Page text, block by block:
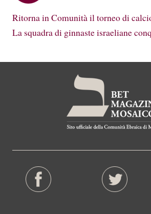
Ritorna in Comunità il torneo di
La squadra di ginnaste israeliane